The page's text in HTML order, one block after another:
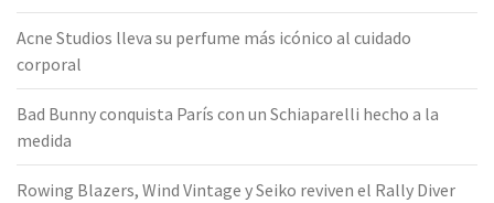
Acne Studios lleva su perfume más icónico al cuidado
corporal
Bad Bunny conquista París con un Schiaparelli hecho a la
medida
Rowing Blazers, Wind Vintage y Seiko reviven el Rally Diver